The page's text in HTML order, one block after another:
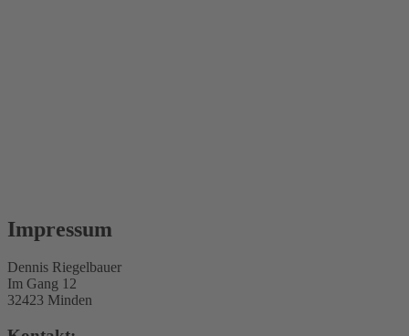
Impressum
Dennis Riegelbauer
Im Gang 12
32423 Minden